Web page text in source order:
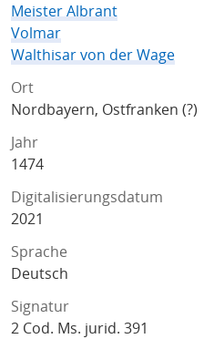
Meister Albrant
Volmar
Walthisar von der Wage
Ort
Nordbayern, Ostfranken (?)
Jahr
1474
Digitalisierungsdatum
2021
Sprache
Deutsch
Signatur
2 Cod. Ms. jurid. 391